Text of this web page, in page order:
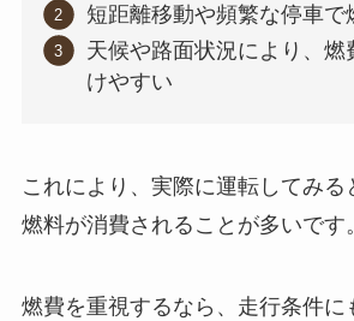
短距離移動や頻繁な停車で
天候や路面状況により、燃
けやすい
これにより、実際に運転してみる
燃料が消費されることが多いです。
燃費を重視するなら、走行条件に